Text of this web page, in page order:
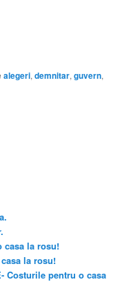
alegeri,demnitar,guvern,
casa la rosu!
la rosu!
Costurile pentru o casa